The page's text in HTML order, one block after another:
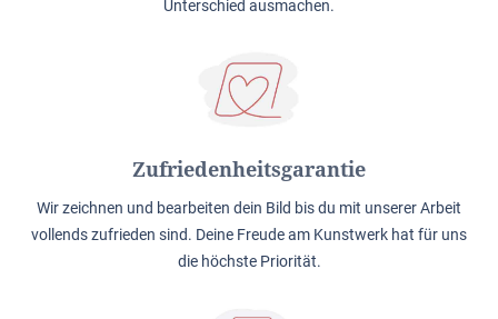
Unterschied ausmachen.
Zufriedenheitsgarantie
Wir zeichnen und bearbeiten dein Bild bis du mit unserer Arbeit
vollends zufrieden sind. Deine Freude am Kunstwerk hat für uns
die höchste Priorität.